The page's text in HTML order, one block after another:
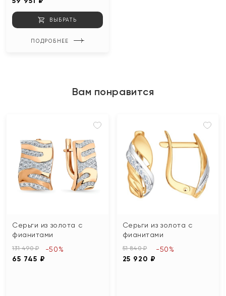
ВЫБРАТЬ
ПОДРОБНЕЕ
Вам понравится
Серьги из золота с
фианитами
131 490 ₽
65 745 ₽
-50%
Серьги из золота с
фианитами
51 840 ₽
25 920 ₽
-50%